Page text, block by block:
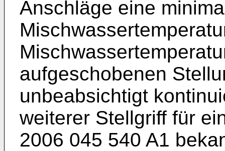
Anschläge eine
aufgeschobenen
unbeabsichtigt
weiterer Stellgriff für
2006 045 540 A1